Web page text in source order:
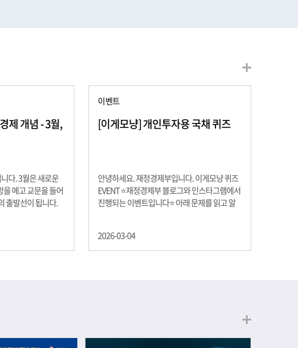
제 개념 - 3월,
다. 3월은 새로운
메고 교문을 들어
출발선이 됩니다.
순간을 경제의 시
가지 중요한 개념을
활동 속에서 얻는
역량으로 축적됩
이벤트
[이게모냥] 개인투자용 국채 퀴즈
안녕하세요. 재정경제부입니다. 이게모냥 퀴즈
EVENT ⭐재정경제부 블로그와 인스타그램에서
진행되는 이벤트입니다⭐ 아래 문제를 읽고 알
자용 국채를 3월에는 전월보다 발행규모를 100
억원 확대합니다. 2026년 3월에 발행 예정인 ⎾
폰 (60명) 참여.......
2026-03-04